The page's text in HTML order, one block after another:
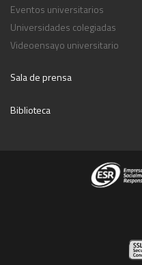
Eventos universitarios
Universidades colegiadas
Videoensayo universitario
Sala de prensa
Biblioteca